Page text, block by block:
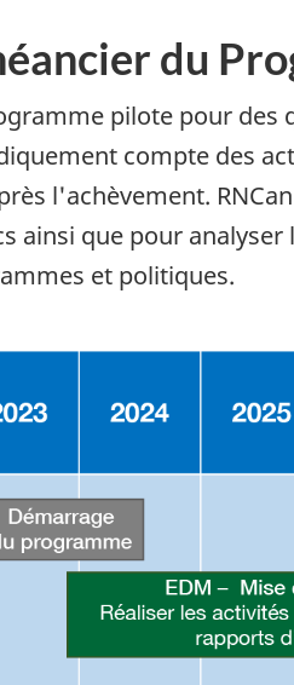
du
pilote pour des
compte des
l'achèvement.
ainsi que pour
et politiques.